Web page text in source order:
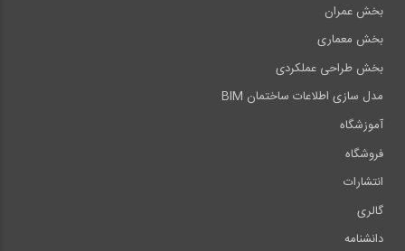
بخش عمران
بخش معماری
بخش طراحی عملکردی
مدل سازی اطلاعات ساختمان BIM
آموزشگاه
فروشگاه
انتشارات
گالری
دانشنامه